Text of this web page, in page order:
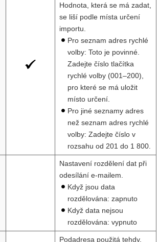
Hodnota, která se má zadat,
se liší podle místa určení
importu.
Pro seznam adres rychlé
volby: Toto je povinné.
Zadejte číslo tlačítka
rychlé volby (001–200),
pro které se má uložit
místo určení.
Pro jiné seznamy adres
než seznam adres rychlé
volby: Zadejte číslo v
rozsahu od 201 do 1 800.
Nastavení rozdělení dat při
odesílání e-mailem.
Když jsou data
rozdělována: zapnuto
Když data nejsou
rozdělována: vypnuto
Podadresa použitá tehdy,